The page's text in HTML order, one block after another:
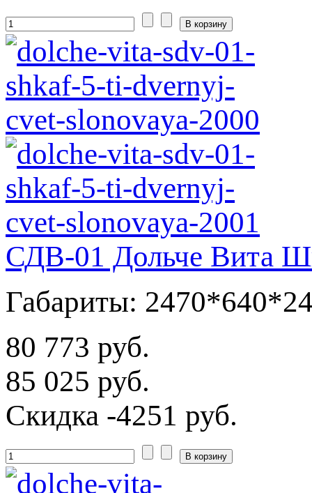
СДВ-01 Дольче Вита
Габариты:
80 773 руб.
85 025 руб.
Скидка -4251 руб.